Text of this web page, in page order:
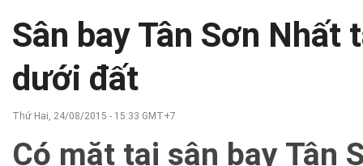
Sân bay Tân Sơn
dưới đất
Thứ Hai, 24/08/2015 - 15:33 GMT+7
Có mặt tại sân bay Tân